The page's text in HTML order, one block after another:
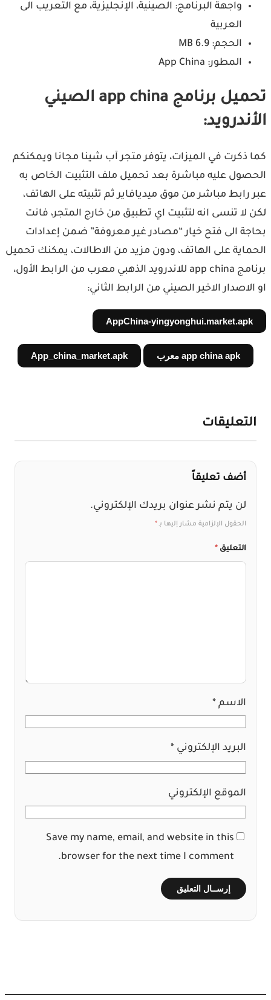
واجهة البرنامج: الصينية، الإنجليزية، مع التعريب الى
العربية
الحجم: MB 6.9
المطور: App China
تحميل برنامج app china الصيني
الأندرويد:
كما ذكرت في الميزات، يتوفر متجر آب شينا مجانا ويمكنكم
الحصول عليه مباشرة بعد تحميل ملف التثبيت الخاص به
عبر رابط مباشر من موق ميديافاير ثم تثبيته على الهاتف،
لكن لا تنسى انه لتثبيت اي تطبيق من خارج المتجر، فانت
بحاجة الى فتح خيار “مصادر غير معروفة” ضمن إعدادات
الحماية على الهاتف، ودون مزيد من الاطالات، يمكنك تحميل
برنامج app china للاندرويد الذهبي معرب من الرابط الأول،
او الاصدار الاخير الصيني من الرابط الثاني:
AppChina-yingyonghui.market.apk
app china apk معرب App_china_market.apk
التعليقات
أضف تعليقاً
لن يتم نشر عنوان بريدك الإلكتروني.
الحقول الإلزامية مشار إليها بـ*
التعليق *
الاسم *
البريد الإلكتروني *
الموقع الإلكتروني
Save my name, email, and website in this
browser for the next time I comment.